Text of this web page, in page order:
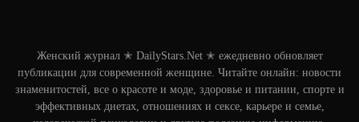
Женский журнал ✭ DailyStars.Net ✭ ежедневно обновляет
публикации для современной женщине. Читайте онлайн: новости
знаменитостей, все о красоте и моде, здоровье и питании, спорте и
эффективных диетах, отношениях и сексе, карьере и семье,